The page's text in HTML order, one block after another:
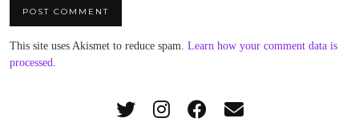
This site uses Akismet to reduce spam. Learn how your comment data is
processed.